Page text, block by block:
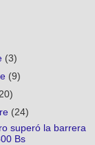
(3)
(9)
(24)
superó la barrera
Bs